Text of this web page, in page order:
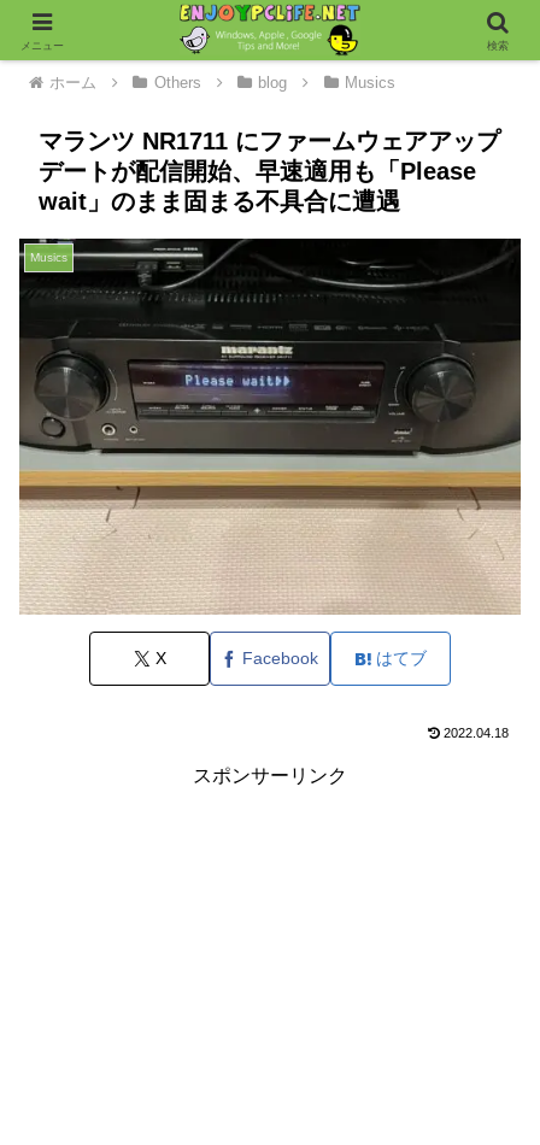
ホーム Others blog Musics
マランツ NR1711 にファームウェアアップ
デートが配信開始、早速適用も「Please
wait」のまま固まる不具合に遭遇
Musics
X Facebook はてブ
2022.04.18
スポンサーリンク
メニュー 検索